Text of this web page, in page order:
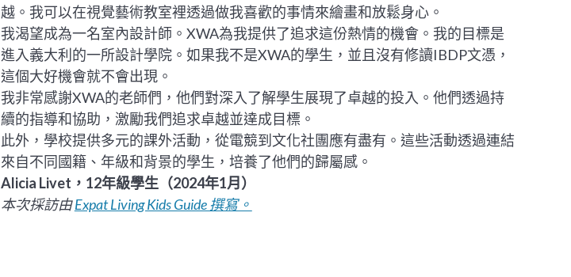
越。我可以在視覺藝術教室裡透過做我喜歡的事情來繪畫和放鬆身心。
我渴望成為一名室內設計師。XWA為我提供了追求這份熱情的機會。我的目標是
進入義大利的一所設計學院。如果我不是XWA的學生，並且沒有修讀IBDP文憑，
這個大好機會就不會出現。
我非常感謝XWA的老師們，他們對深入了解學生展現了卓越的投入。他們透過持
續的指導和協助，激勵我們追求卓越並達成目標。
此外，學校提供多元的課外活動，從電競到文化社團應有盡有。這些活動透過連結
來自不同國籍、年級和背景的學生，培養了他們的歸屬感。
Alicia Livet，12年級學生（2024年1月）
本次採訪由Expat Living Kids Guide 撰寫。